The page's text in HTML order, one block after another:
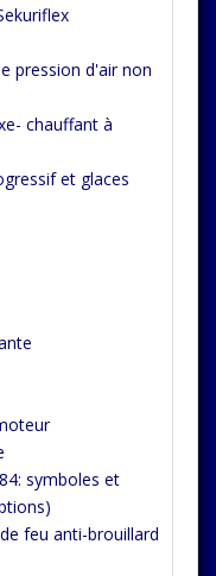
pression d'air non
chauffant à
et glaces
symboles et
feu anti-brouillard